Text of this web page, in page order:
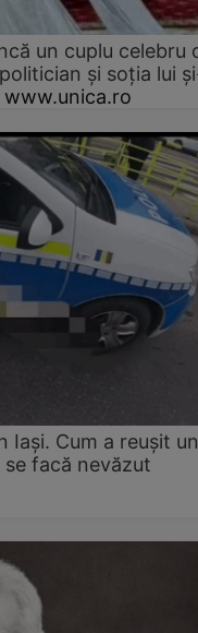
un cuplu celebru
și soția lui
www.unica.ro
Iași. Cum a reușit un
facă nevăzut